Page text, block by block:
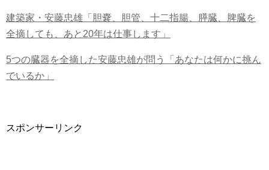
建築家・安藤忠雄「胆嚢、胆管、十二指腸、膵臓、脾臓を
全摘しても、あと20年は仕事します」
5つの臓器を全摘した安藤忠雄が問う「あなたは何かに挑ん
でいるか」
スポンサーリンク